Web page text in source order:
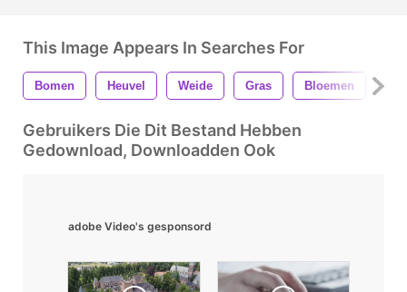
This Image Appears In Searches For
Bomen Heuvel Weide Gras Bloemen
Gebruikers Die Dit Bestand Hebben
Gedownload, Downloadden Ook
adobe Video's gesponsord